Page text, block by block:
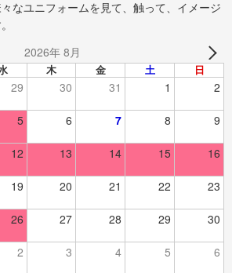
なユニフォームを見て、触って、イメージ
2026年 8月
木 金 土 日
29 30 31 1 2
5 6 7 8 9
12 13 14 15 16
19 20 21 22 23
26 27 28 29 30
2 3 4 5 6